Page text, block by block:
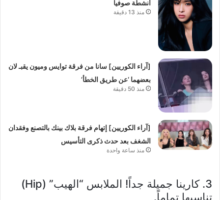
أنشطة صوفيا
منذ 13 دقيقة
[آراء الكوريين] سانا من فرقة توايس وميون يقبـ لان
بعضهما ‘عن طريق الخطأ’
منذ 50 دقيقة
[آراء الكوريين] إتهام فرقة بلاك بينك بالتصنع وفقدان
الشغف بعد حدث ذكرى التأسيس
منذ ساعة واحدة
3. كارينا جميلة جداً! الملابس “الهيب” (Hip)
تناسبها تماماً.